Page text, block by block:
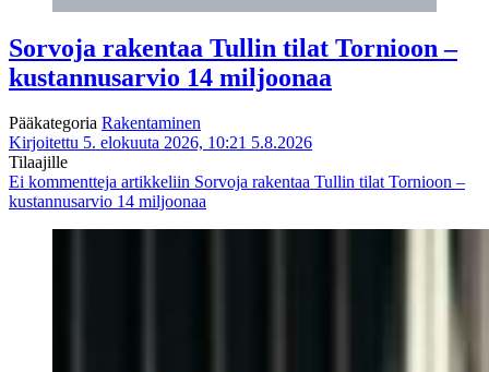
Sorvoja rakentaa Tullin tilat Tornioon –
kustannusarvio 14 miljoonaa
Pääkategoria Rakentaminen
Kirjoitettu 5. elokuuta 2026, 10:21 5.8.2026
Tilaajille
Ei kommentteja artikkeliin Sorvoja rakentaa Tullin tilat Tornioon –
kustannusarvio 14 miljoonaa